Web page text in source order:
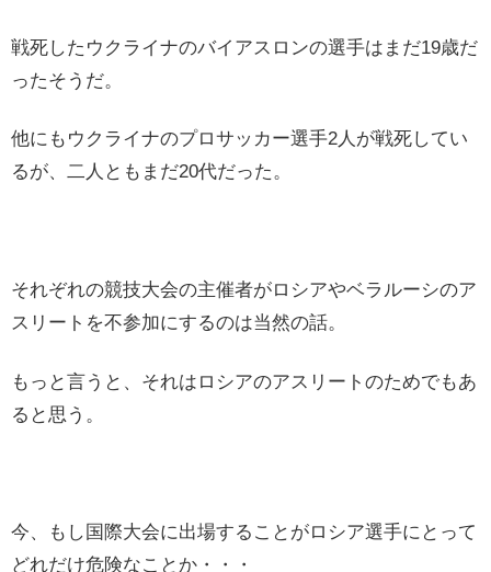
戦死したウクライナのバイアスロンの選手はまだ19歳だ
ったそうだ。
他にもウクライナのプロサッカー選手2人が戦死してい
るが、二人ともまだ20代だった。
それぞれの競技大会の主催者がロシアやベラルーシのア
スリートを不参加にするのは当然の話。
もっと言うと、それはロシアのアスリートのためでもあ
ると思う。
今、もし国際大会に出場することがロシア選手にとって
どれだけ危険なことか・・・